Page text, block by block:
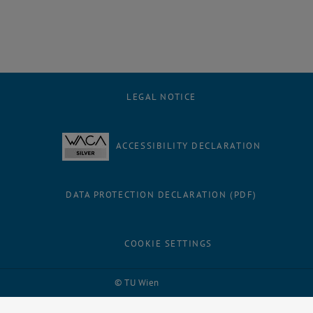
© TU Wien
LEGAL NOTICE
ACCESSIBILITY DECLARATION
DATA PROTECTION DECLARATION (PDF)
COOKIE SETTINGS